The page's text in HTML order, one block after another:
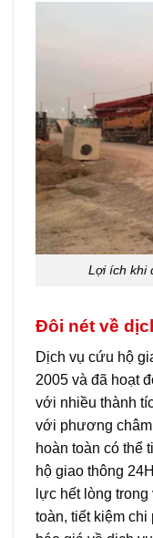
Lợi ích khi
Đôi nét về
Dịch vụ cứu hộ
2005 và đã hoạt
với nhiều thành
với phương châm
hoàn toàn có thể
hộ giao thông
lực hết lòng
toàn, tiết kiệm